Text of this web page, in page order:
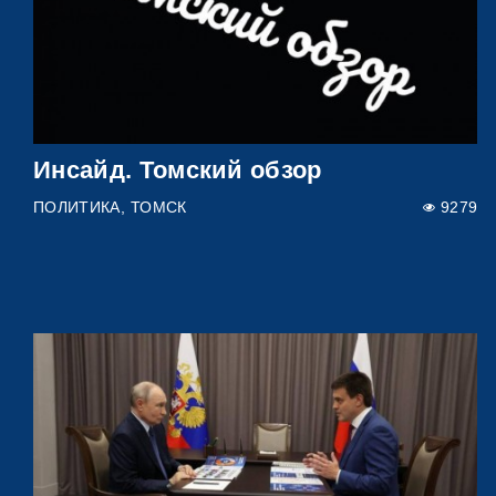
Инсайд. Томский обзор
ПОЛИТИКА ТОМСК 9279